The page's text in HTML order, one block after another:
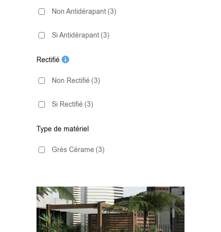
Non Antidérapant (3)
Si Antidérapant (3)
Rectifié
Non Rectifié (3)
Si Rectifié (3)
Type de matériel
Grès Cérame (3)